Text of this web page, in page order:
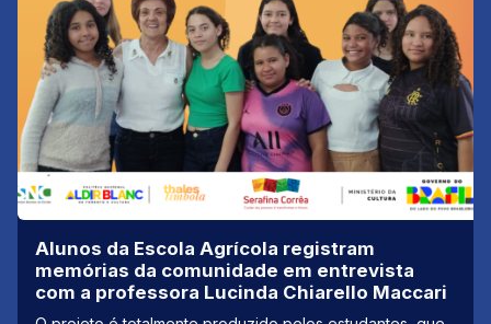
Alunos da Escola Agrícola registram
memórias da comunidade em entrevista
com a professora Lucinda Chiarello Maccari